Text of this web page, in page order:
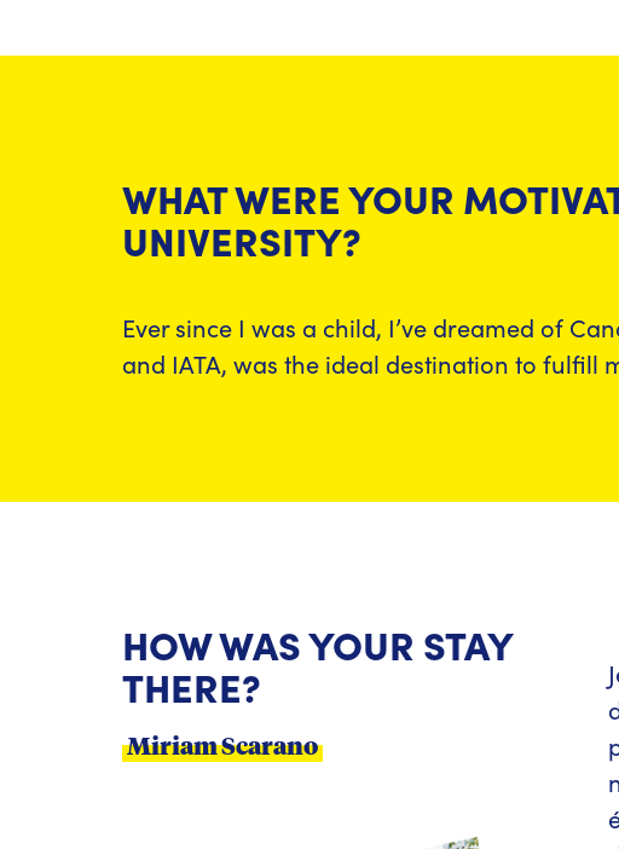
WHAT WERE YOUR
UNIVERSITY?
Ever since I was a child, I’ve dreamed of
and IATA, was the ideal destination to fulfill
HOW WAS YOUR STAY
THERE?
Miriam Scarano